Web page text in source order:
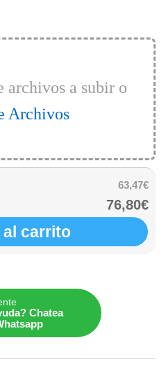
archivos a subir o
Archivos
63,47€
76,80€
carrito
Chatea